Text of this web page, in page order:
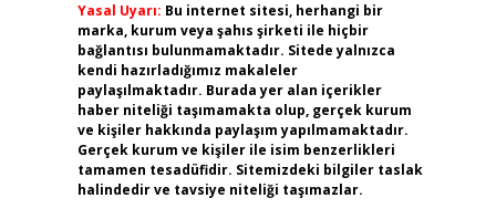
Yasal Uyarı: Bu internet sitesi, herhangi bir
marka, kurum veya şahıs şirketi ile hiçbir
bağlantısı bulunmamaktadır. Sitede yalnızca
kendi hazırladığımız makaleler
paylaşılmaktadır. Burada yer alan içerikler
haber niteliği taşımamakta olup, gerçek kurum
ve kişiler hakkında paylaşım yapılmamaktadır.
Gerçek kurum ve kişiler ile isim benzerlikleri
tamamen tesadüfidir. Sitemizdeki bilgiler taslak
halindedir ve tavsiye niteliği taşımazlar.